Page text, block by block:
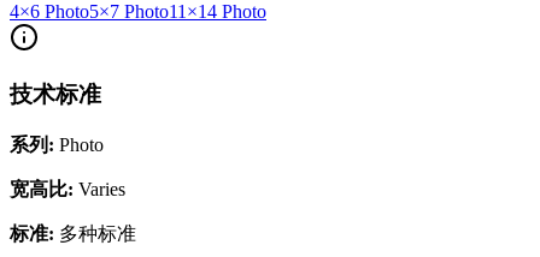
4×6 Photo5×7 Photo11×14 Photo
技术标准
系列 : Photo
宽高比: Varies
标准: 多种标准